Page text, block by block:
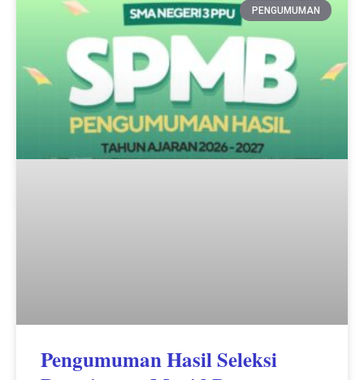
PENGUMUMAN
Pengumuman Hasil Seleksi